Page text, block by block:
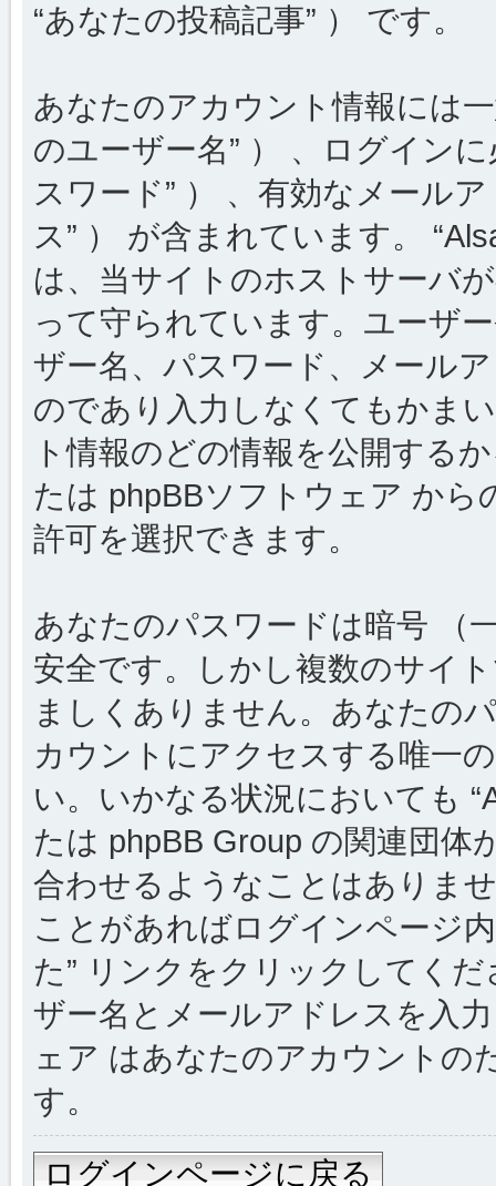
“あなたの投稿記事” ） です。
あなたのアカウント情報には
のユーザー名” ） 、ログイン
スワード” ） 、有効なメール
ス” ） が含まれています。
は、当サイトのホストサーバ
って守られています。ユーザ
ザー名、パスワード、メール
のであり入力しなくてもかま
ト情報のどの情報を公開する
たは phpBBソフトウェア から
許可を選択できます。
あなたのパスワードは暗号 （
安全です。しかし複数のサイ
ましくありません。あなたの
カウントにアクセスする唯一
い。いかなる状況においても
たは phpBB Group の関連団
合わせるようなことはありま
ことがあればログインページ
た” リンクをクリックしてく
ザー名とメールアドレスを入
ェア はあなたのアカウントの
す。
ログインページに戻る